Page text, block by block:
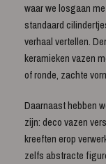
waar we losgaan
standaard
verhaal vertellen.
keramieken vazen
of ronde, zachte
Daarnaast hebben
zijn: deco vazen
kreeften erop
zelfs abstracte